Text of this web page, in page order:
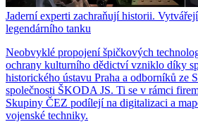
Jaderní experti zachraňují historii.
legendárního tanku
Neobvyklé propojení špičkových
ochrany kulturního dědictví vzniklo díky
historického ústavu Praha a odborníků ze
společnosti ŠKODA JS. Ti se v rámci
Skupiny ČEZ podílejí na digitalizaci a
vojenské techniky.